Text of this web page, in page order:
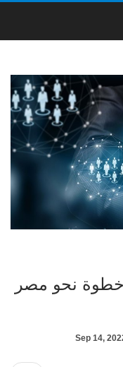
خطوة نحو مصر
Sep 14,